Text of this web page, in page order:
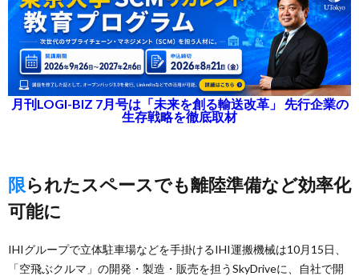
月刊LOGI-BIZ 7月号は「未来を創る輸送改革」 先行企業の
生存戦略を徹底取材
限られたスペースでも離陸準備など効率化
可能に
IHIグループで立体駐車場などを手掛けるIHI運搬機械は10月15日、
「空飛ぶクルマ」の開発・製造・販売を担うSkyDriveに、自社で開